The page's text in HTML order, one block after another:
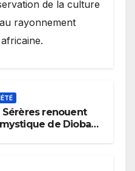
de la culture
rayonnement
Sérères renouent
de Diobaye